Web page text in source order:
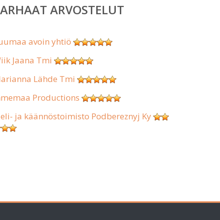
ARVOSTELUT
avoin yhtiö
Jaana Tmi
Lähde Tmi
Productions
ja käännöstoimisto Podbereznyj Ky